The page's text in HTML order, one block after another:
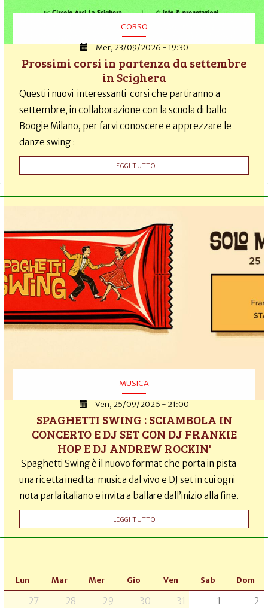
CORSO
Mer, 23/09/2026 - 19:30
Prossimi corsi in partenza da settembre
in Scighera
Questi i nuovi interessanti corsi che partiranno a
settembre, in collaborazione con la scuola di ballo
Boogie Milano, per farvi conoscere e apprezzare le
danze swing :
LEGGI TUTTO
MUSICA
Ven, 25/09/2026 - 21:00
SPAGHETTI SWING : SCIAMBOLA IN
CONCERTO E DJ SET CON DJ FRANKIE
HOP E DJ ANDREW ROCKIN'
Spaghetti Swing è il nuovo format che porta in pista
una ricetta inedita: musica dal vivo e DJ set in cui ogni
nota parla italiano e invita a ballare dall’inizio alla fine.
LEGGI TUTTO
Lun Mar Mer Gio Ven Sab Dom
27 28 29 30 31 1
2